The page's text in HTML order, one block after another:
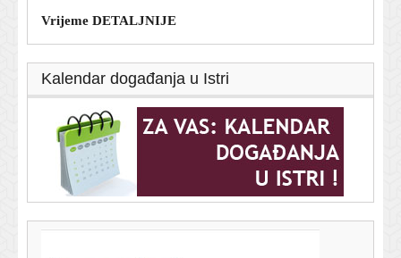
Vrijeme DETALJNIJE
Kalendar događanja u Istri